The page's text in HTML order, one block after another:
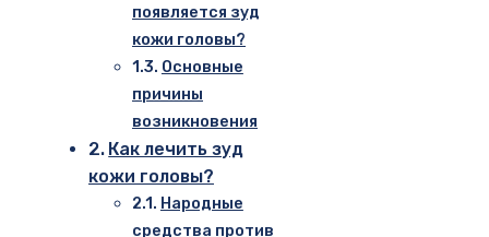
появляется зуд
кожи головы?
Основные
причины
возникновения
Как лечить зуд
кожи головы?
Народные
средства против